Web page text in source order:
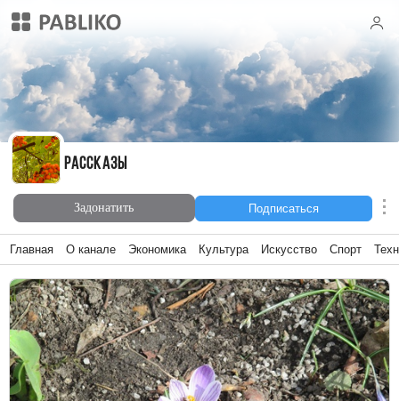
Рассказы
Рассказы
Задонатить Подписаться
Главная О канале Экономика Культура Искусство Спорт